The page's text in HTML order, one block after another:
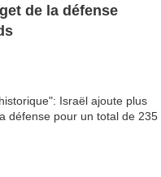
de la défense